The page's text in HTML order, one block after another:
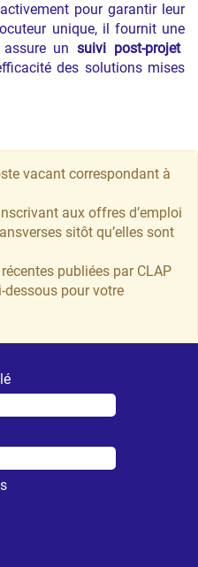
pour garantir leur
unique, il fournit une
unsuivi post-projet
des solutions mises
vacant correspondant à
aux offres d’emploi
sitôt qu’elles sont
publiées par CLAP
dessous pour votre